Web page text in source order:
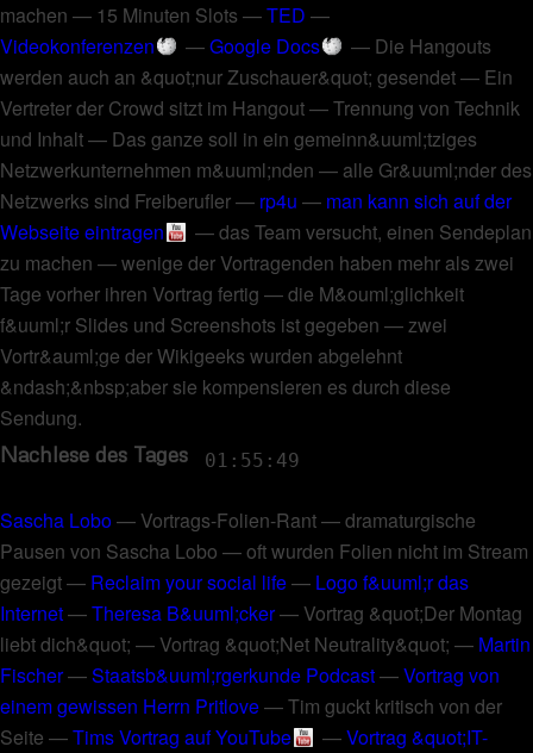
machen — 15 Minuten Slots —TED —
Videokonferenzen
—Google Docs — Die Hangouts
werden auch an &quot;nur Zuschauer&quot; gesendet— Ein
Vertreter der Crowd sitzt im Hangout—Trennung von Technik
und Inhalt— Das ganze soll in ein gemeinn&uuml;tziges
Netzwerkunternehmen m&uuml;nden — alle Gr&uuml;nder des
Netzwerks sind Freiberufler— rp4u — man kann sich auf der
Webseite eintragen
—das Team versucht, einen Sendeplan
zu machen —wenige der Vortragenden haben mehr als zwei
Tage vorher ihren Vortrag fertig —die M&ouml;glichkeit
f&uuml;r Slides und Screenshots ist gegeben —zwei
Vortr&auml;ge der Wikigeeks wurden abgelehnt
&ndash;&nbsp;aber sie kompensieren es durch diese
Sendung.
Nachlese des Tages 01:55:49
Sascha Lobo—Vortrags-Folien-Rant—dramaturgische
Pausen von Sascha Lobo —oft wurden Folien nicht im Stream
gezeigt— Reclaim your social life— Logo f&uuml;r das
Internet—Theresa B&uuml;cker—Vortrag &quot;Der Montag
liebt dich&quot; —Vortrag &quot;Net Neutrality&quot; — Martin
Fischer—Staatsb&uuml;rgerkunde Podcast—Vortrag von
einem gewissen Herrn Pritlove—Tim guckt kritisch von der
Seite —Tims Vortrag auf YouTube —Vortrag &quot;IT-